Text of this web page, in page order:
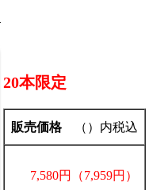
20本限定
販売価格 （）内税込
7,580円（7,959円）